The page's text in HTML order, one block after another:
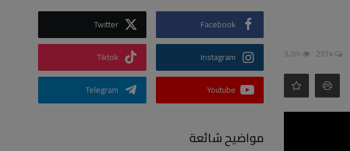
2314
3.2m
Facebook
Twitter
Instagram
Tiktok
Youtube
Telegram
مواضيح شائعة